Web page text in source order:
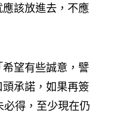
該放進去，不應
望有些誠意，譬
承諾，如果再簽
得，至少現在仍